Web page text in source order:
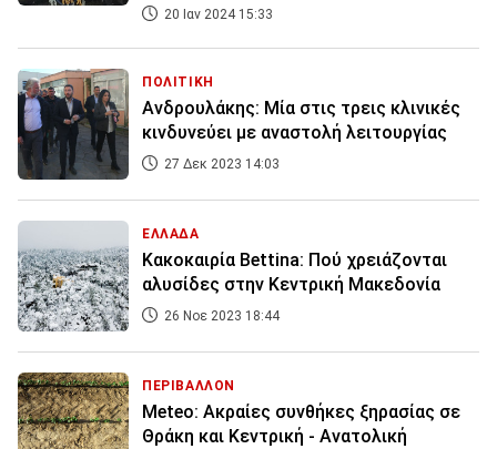
20 Ιαν 2024 15:33
ΠΟΛΙΤΙΚΗ
Ανδρουλάκης: Μία στις τρεις κλινικές
κινδυνεύει με αναστολή λειτουργίας
27 Δεκ 2023 14:03
ΕΛΛΑΔΑ
Κακοκαιρία Bettina: Πού χρειάζονται
αλυσίδες στην Κεντρική Μακεδονία
26 Νοε 2023 18:44
ΠΕΡΙΒΑΛΛΟΝ
Meteo: Ακραίες συνθήκες ξηρασίας σε
Θράκη και Κεντρική - Ανατολική